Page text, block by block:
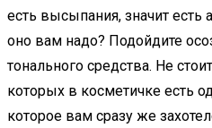
есть высыпания, значит есть
оно вам надо? Подойдите
тонального средства. Не
которых в косметичке есть
которое вам сразу же